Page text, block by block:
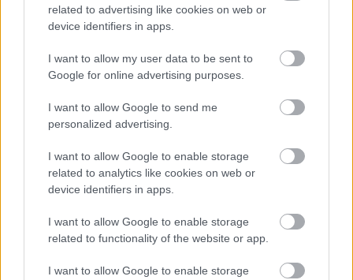
related to advertising like cookies on web or
device identifiers in apps.
I want to allow my user data to be sent to
Google for online advertising purposes.
I want to allow Google to send me
personalized advertising.
I want to allow Google to enable storage
related to analytics like cookies on web or
device identifiers in apps.
I want to allow Google to enable storage
related to functionality of the website or app.
I want to allow Google to enable storage